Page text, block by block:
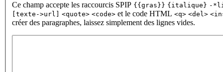
Ce champ accepte les raccourcis SPIP {{gras}} {italique} -
[texte->url]
<quote> <code> et le code HTML <q> <del>
créer des paragraphes, laissez simplement des lignes vides.